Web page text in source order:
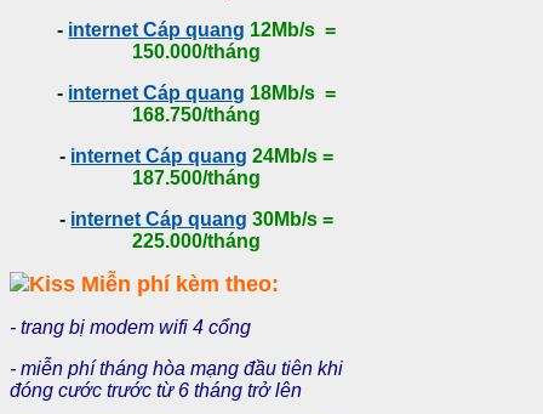
- internet Cáp quang 12Mb/s =
150.000/tháng
- internet Cáp quang 18Mb/s =
168.750/tháng
- internet Cáp quang 24Mb/s =
187.500/tháng
- internet Cáp quang 30Mb/s =
225.000/tháng
Miễn phí kèm theo:
- trang bị modem wifi 4 cổng
- miễn phí tháng hòa mạng đầu tiên khi
đóng cước trước từ 6 tháng trở lên